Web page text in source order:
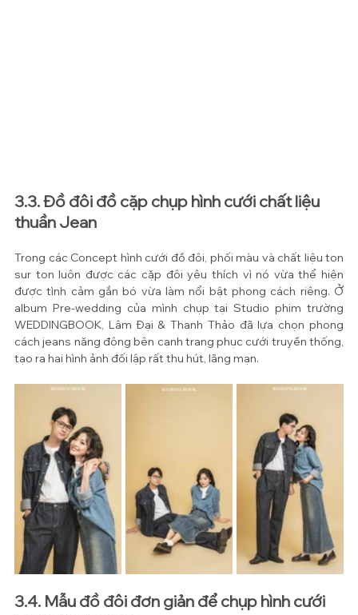
3.3. Đồ đôi đồ cặp chụp hình cưới chất liệu
thuần Jean
Trong các Concept hình cưới đồ đôi, phối màu và chất liệu ton
sur ton luôn được các cặp đôi yêu thích vì nó vừa thể hiện
được tình cảm gắn bó vừa làm nổi bật phong cách riêng. Ở
album Pre-wedding của mình chụp tại Studio phim trường
WEDDINGBOOK, Lâm Đại & Thanh Thảo đã lựa chọn phong
cách jeans năng động bên cạnh trang phục cưới truyền thống,
tạo ra hai hình ảnh đối lập rất thu hút, lãng mạn.
3.4. Mẫu đồ đôi đơn giản để chụp hình cưới